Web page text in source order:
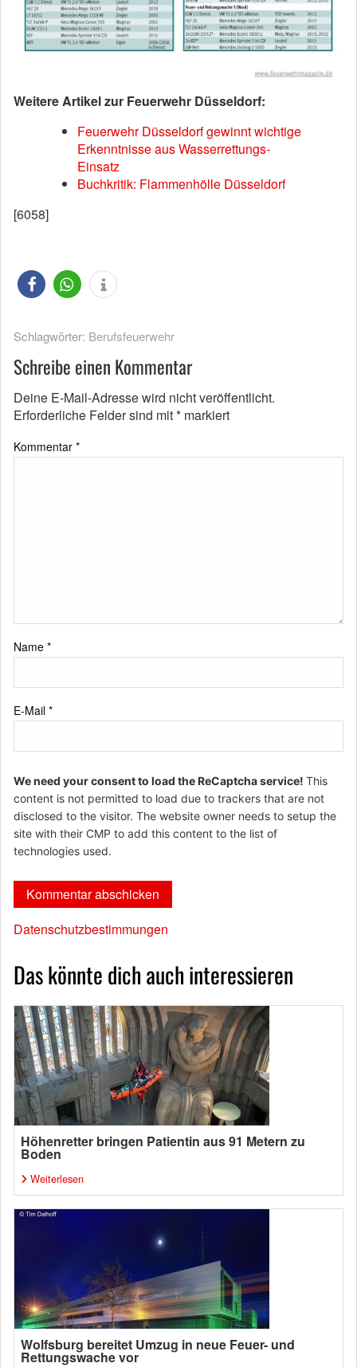
Weitere Artikel zur Feuerwehr Düsseldorf:
Feuerwehr Düsseldorf gewinnt wichtige
Erkenntnisse aus Wasserrettungs-
Einsatz
Buchkritik: Flammenhölle Düsseldorf
[6058]
Schlagwörter: Berufsfeuerwehr
Schreibe einen Kommentar
Deine E-Mail-Adresse wird nicht veröffentlicht.
Erforderliche Felder sind mit* markiert
Kommentar *
Name *
E-Mail *
We need your consent to load the ReCaptcha service! This
content is not permitted to load due to trackers that are not
disclosed to the visitor. The website owner needs to setup the
site with their CMP to add this content to the list of
technologies used.
Datenschutzbestimmungen
Das könnte dich auch interessieren
Höhenretter bringen Patientin aus 91 Metern zu
Boden
Weiterlesen
Wolfsburg bereitet Umzug in neue Feuer- und
Rettungswache vor